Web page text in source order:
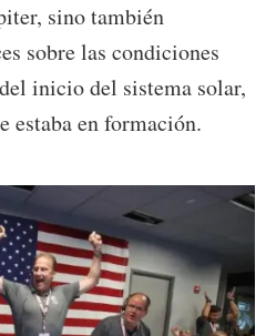
sino también
sobre las condiciones
inicio del sistema solar,
estaba en formación.